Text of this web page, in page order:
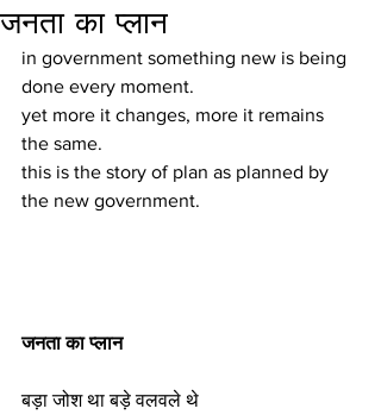
जनता का प्लान
in government something new is being
done every moment.
yet more it changes, more it remains
the same.
this is the story of plan as planned by
the new government.
जनता का प्लान
बड़ा जोश था बड़े वलवले थे